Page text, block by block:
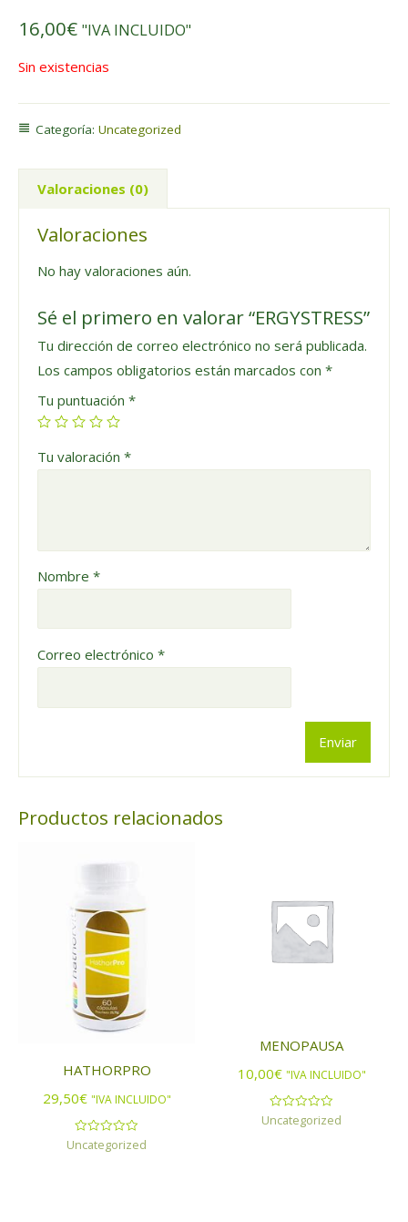
16,00€ "IVA INCLUIDO"
Sin existencias
Categoría: Uncategorized
Valoraciones (0)
Valoraciones
No hay valoraciones aún.
Sé el primero en valorar “ERGYSTRESS”
Tu dirección de correo electrónico no será publicada.
Los campos obligatorios están marcados con *
Tu puntuación *
Tu valoración *
Nombre *
Correo electrónico *
Productos relacionados
HATHORPRO
29,50€ "IVA INCLUIDO"
Valorado
con
Uncategorized
MENOPAUSA
10,00€ "IVA INCLUIDO"
Valorado
con
Uncategorized